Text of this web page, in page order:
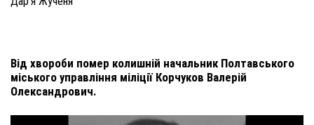
Від хвороби помер колишній начальник Полтавського
міського управління міліції Корчуков Валерій
Олександрович.